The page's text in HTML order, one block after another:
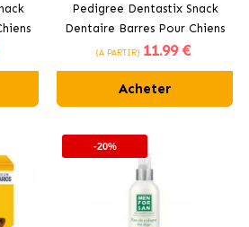
Pedigree Dentastix Snack
Dentaire Barres Pour Chiens
Moyens 10-25 kg
(À PARTIR) 11.99 €
Acheter
-20%